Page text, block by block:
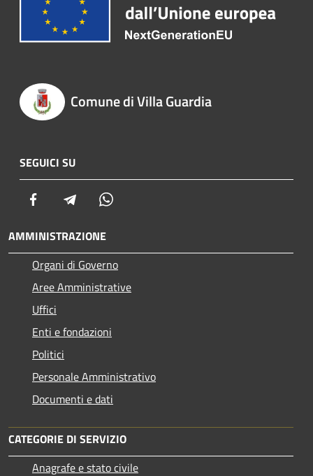
Comune di Villa Guardia
SEGUICI SU
Facebook Telegram
AMMINISTRAZIONE
Organi di Governo
Aree Amministrative
Uffici
Enti e fondazioni
Politici
Personale Amministrativo
Documenti e dati
CATEGORIE DI SERVIZIO
Anagrafe e stato civile